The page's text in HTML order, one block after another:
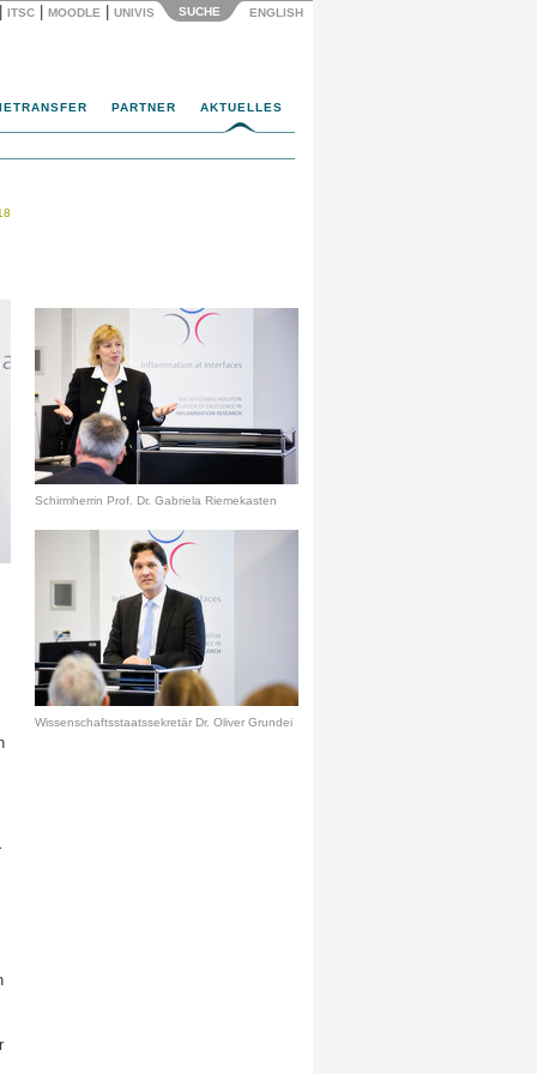
ITSC MOODLE UNIVIS SUCHE ENGLISH
PARTNER AKTUELLES
Schirmherrin Prof. Dr. Gabriela Riemekasten
Wissenschaftsstaatssekretär Dr. Oliver Grundei